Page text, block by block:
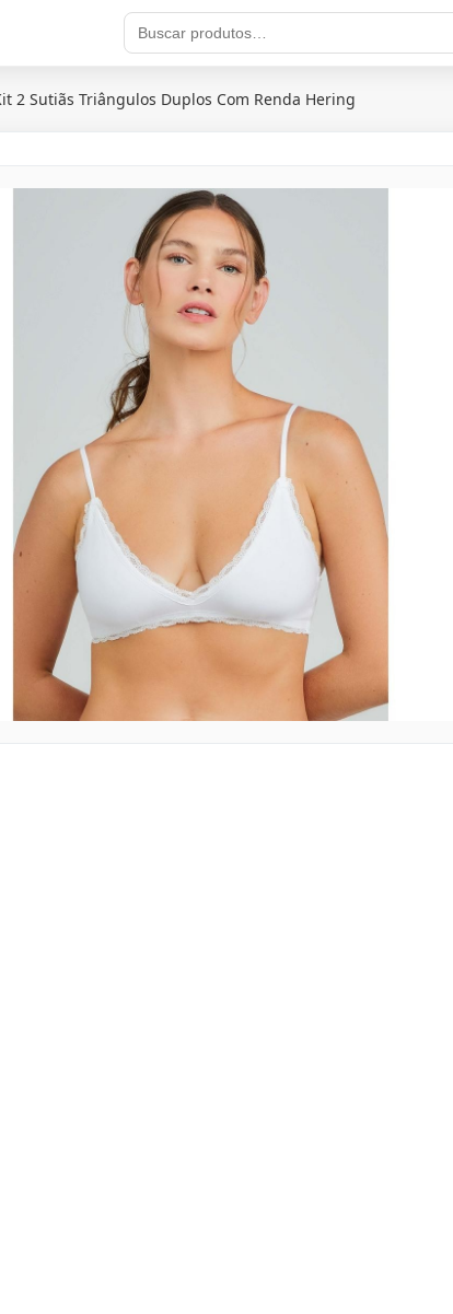
2 Sutiãs Triângulos Duplos Com Renda Hering